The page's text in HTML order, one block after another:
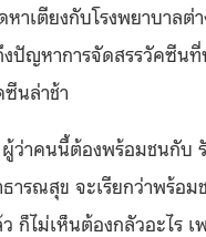
าเตียงกับโรงพยาบาลต่
งปัญหาการจัดสรรวัคซีน
นล่าช้า
ผู้ว่าคนนี้ต้องพร้อมชนกับ
ธารณสุข จะเรียกว่าพร้อ
ก็ไม่เห็นต้องกลัวอะไร เ